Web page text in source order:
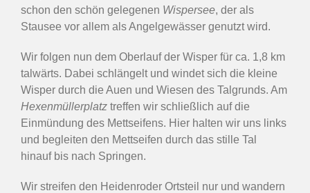
schon den schön gelegenen Wispersee, der als
Stausee vor allem als Angelgewässer genutzt wird.
Wir folgen nun dem Oberlauf der Wisper für ca. 1,8 km
talwärts. Dabei schlängelt und windet sich die kleine
Wisper durch die Auen und Wiesen des Talgrunds. Am
Hexenmüllerplatz treffen wir schließlich auf die
Einmündung des Mettseifens. Hier halten wir uns links
und begleiten den Mettseifen durch das stille Tal
hinauf bis nach Springen.
Wir streifen den Heidenroder Ortsteil nur und wandern